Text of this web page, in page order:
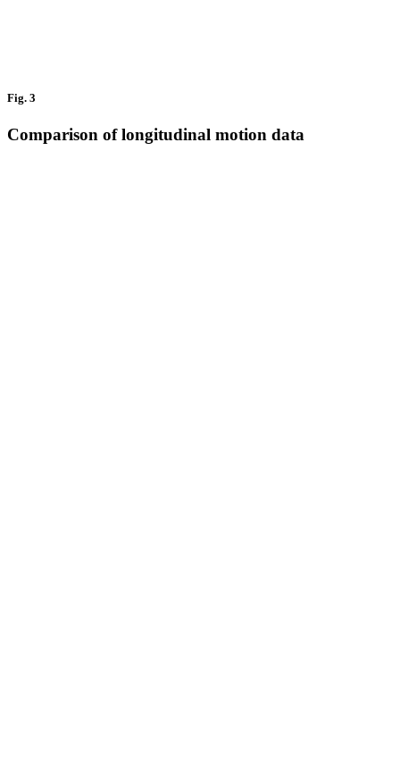
Fig. 3
Comparison of longitudinal motion data